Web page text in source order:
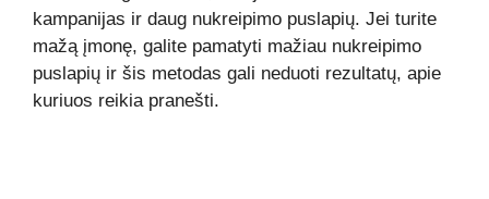
kampanijas ir daug nukreipimo puslapių. Jei turite
mažą įmonę, galite pamatyti mažiau nukreipimo
puslapių ir šis metodas gali neduoti rezultatų, apie
kuriuos reikia pranešti.